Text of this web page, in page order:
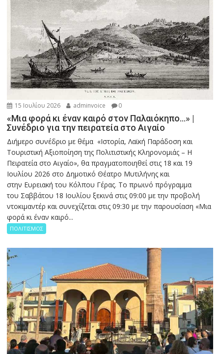
15 Ιουλίου 2026 adminvoice 0
«Μια φορά κι έναν καιρό στον Παλαιόκηπο…» |
Συνέδριο για την πειρατεία στο Αιγαίο
Διήμερο συνέδριο με θέμα «Ιστορία, Λαϊκή Παράδοση και
Τουριστική Αξιοποίηση της Πολιτιστικής Κληρονομιάς – Η
Πειρατεία στο Αιγαίο», θα πραγματοποιηθεί στις 18 και 19
Ιουλίου 2026 στο Δημοτικό Θέατρο Μυτιλήνης και
στην Ευρειακή του Κόλπου Γέρας. Το πρωινό πρόγραμμα
του Σαββάτου 18 Ιουλίου ξεκινά στις 09:00 με την προβολή
ντοκιμαντέρ και συνεχίζεται στις 09:30 με την παρουσίαση «Μια
φορά κι έναν καιρό...
ΠΟΛΙΤΙΣΜΟΣ